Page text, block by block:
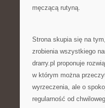
męczącą rutyną.
Strona skupia się na
zrobienia wszystkiego
drarry.pl proponuje
w którym można
wyrzeczenia, ale o
regularność od